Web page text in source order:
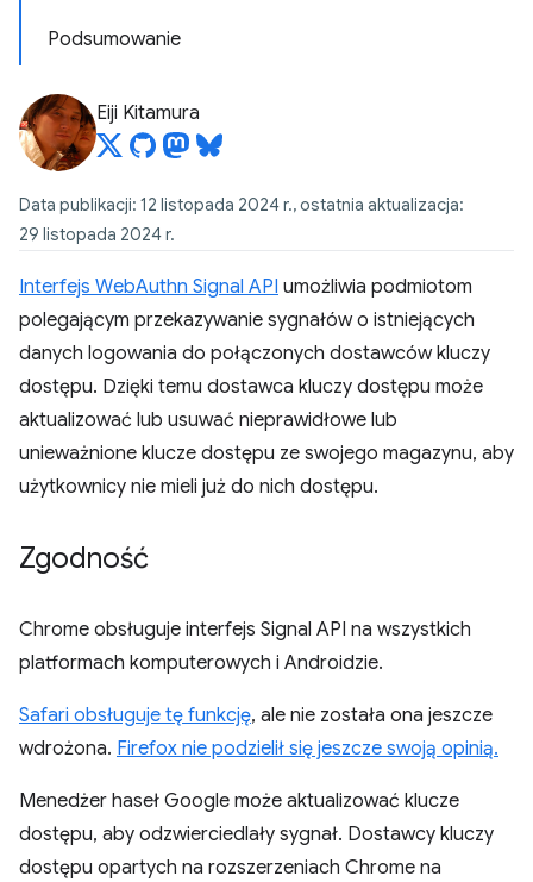
Podsumowanie
Eiji Kitamura
Data publikacji: 12 listopada 2024 r., ostatnia aktualizacja:
29 listopada 2024 r.
Interfejs WebAuthn Signal API umożliwia podmiotom
polegającym przekazywanie sygnałów o istniejących
danych logowania do połączonych dostawców kluczy
dostępu. Dzięki temu dostawca kluczy dostępu może
aktualizować lub usuwać nieprawidłowe lub
unieważnione klucze dostępu ze swojego magazynu, aby
użytkownicy nie mieli już do nich dostępu.
Zgodność
Chrome obsługuje interfejs Signal API na wszystkich
platformach komputerowych i Androidzie.
Safari obsługuje tę funkcję, ale nie została ona jeszcze
wdrożona. Firefox nie podzielił się jeszcze swoją opinią.
Menedżer haseł Google może aktualizować klucze
dostępu, aby odzwierciedlały sygnał. Dostawcy kluczy
dostępu opartych na rozszerzeniach Chrome na